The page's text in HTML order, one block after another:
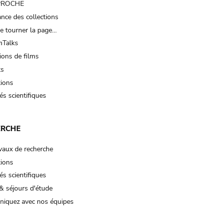
des collections
tourner la page…
de films
scientifiques
de recherche
scientifiques
séjours d'étude
avec nos équipes